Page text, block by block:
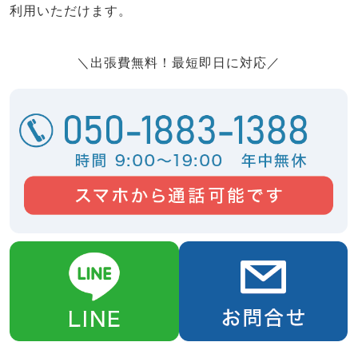
利用いただけます。
＼出張費無料！最短即日に対応／